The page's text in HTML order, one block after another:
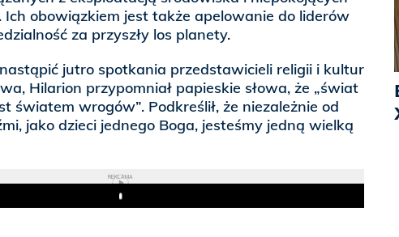
obowiązkiem jest także apelowanie do liderów
za przyszły los planety.
jutro spotkania przedstawicieli religii i kultur
Hilarion przypomniał papieskie słowa, że „świat
światem wrogów”. Podkreślił, że niezależnie od
jako dzieci jednego Boga, jesteśmy jedną wielką
REKLAMA
Play